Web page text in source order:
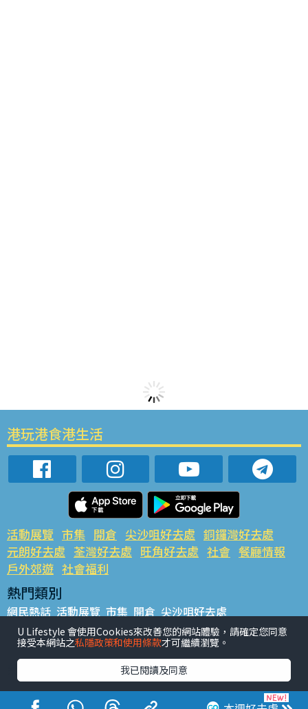
港玩港食港生活
活動展覽 市集 開倉 尖沙咀好去處 銅鑼灣好去處
元朗好去處 荃灣好去處 旺角好去處 社會 餐廳情報
戶外郊遊 社會福利
熱門類別
網民熱話 活動展覽 市集 開倉 尖沙咀好去處
銅鑼灣好去處 元朗好去處 荃灣好去處 旺角好去處 社會
餐廳情報 戶外郊遊
熱門標籤
#UGO搵好去處 #人氣活動推介 #美食社群熱話
#親子玩樂好去處
#ULifestyle應用程式 #限時搶
U Lifestyle 會使用Cookies來改善您的網站體驗，請確定您同意
接受本網站之私隱政策和使用條款才可繼續瀏覽。
我已閱讀及同意